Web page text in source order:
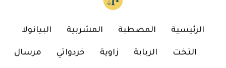
الرئيسية المصطبة المشربية البيانولا
التخت الربابة زاوية خردواتي مرسال